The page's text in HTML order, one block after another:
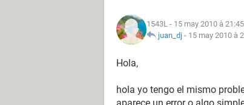
1543L - 15 may 2010 à 21:45
juan_dj - 15 may 2010 à
Hola,
hola yo tengo el mismo